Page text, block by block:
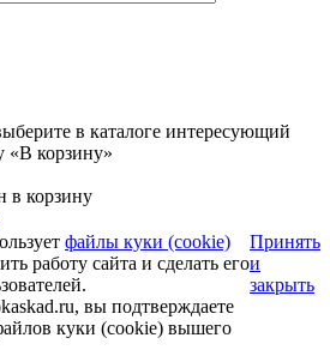
в каталоге интересующий
«В корзину»
в корзину
файлы куки (cookie)
работу сайта и сделать его
вы подтверждаете
куки (cookie) вышего
Принять
и
закрыть